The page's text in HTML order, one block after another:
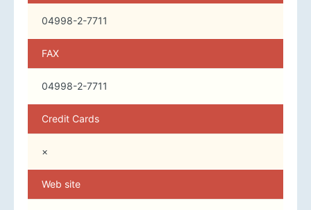
04998-2-7711
FAX
04998-2-7711
Credit Cards
×
Web site